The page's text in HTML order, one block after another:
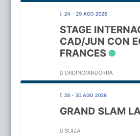
24 - 29 AGO 2026
STAGE
CAD/JUN CON
FRANCES
ORDINO/ANDORRA
28 - 30 AGO 2026
GRAND SLAM
SUIZA